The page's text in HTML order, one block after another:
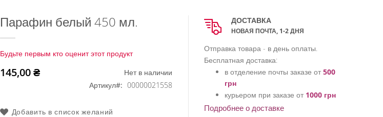
Парафин белый 450 мл.
Будьте первым кто оценит этот продукт
145,00 ₴
Нет в наличии
Артикул
00000021558
Добавить в список желаний
ДОСТАВКА
НОВАЯ ПОЧТА, 1-2 ДНЯ
Отправка товара - в день оплаты.
Бесплатная доставка:
в отделение почты заказе от500
грн
курьером при заказе от1000 грн
Подробнее о доставке